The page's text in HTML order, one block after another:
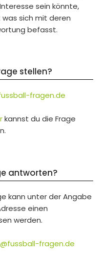
sein könnte,
sich mit deren
befasst.
stellen?
fragen.de
kannst du die Frage
antworten?
kann unter der Angabe
einen
werden.
fragen.de